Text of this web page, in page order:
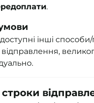
.
інші